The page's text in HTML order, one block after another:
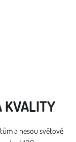
KVALITY
a nesou světově